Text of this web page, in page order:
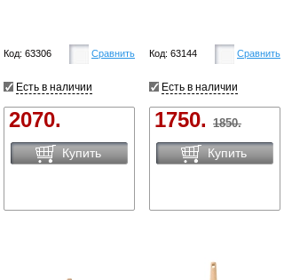
Код: 63306 Сравнить
Есть в наличии
2070.
Купить
Код: 63144 Сравнить
Есть в наличии
1750. 1850.
Купить